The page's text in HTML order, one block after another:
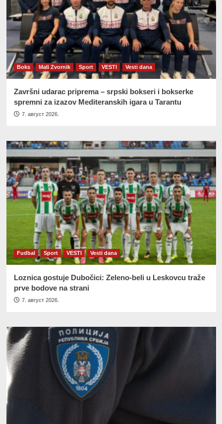
Boks Mali Zvornik Sport VESTI Vesti dana
Završni udarac priprema – srpski bokseri i bokserke
spremni za izazov Mediteranskih igara u Tarantu
7. август 2026.
Fudbal Sport VESTI Vesti dana
Loznica gostuje Dubočici: Zeleno-beli u Leskovcu traže
prve bodove na strani
7. август 2026.